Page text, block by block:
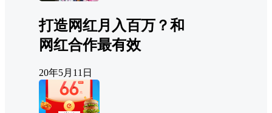
打造网红月入百万？和
网红合作最有效
20年5月11日